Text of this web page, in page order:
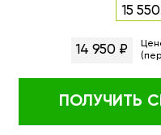
15 550
14 950 ₽
ПОЛУЧИТЬ